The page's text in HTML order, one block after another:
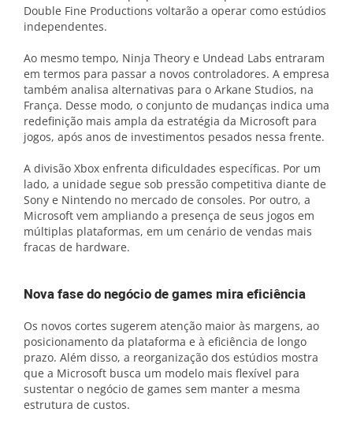
Double Fine Productions voltarão a operar como estúdios
independentes.
Ao mesmo tempo, Ninja Theory e Undead Labs entraram
em termos para passar a novos controladores. A empresa
também analisa alternativas para o Arkane Studios, na
França. Desse modo, o conjunto de mudanças indica uma
redefinição mais ampla da estratégia da Microsoft para
jogos, após anos de investimentos pesados nessa frente.
A divisão Xbox enfrenta dificuldades específicas. Por um
lado, a unidade segue sob pressão competitiva diante de
Sony e Nintendo no mercado de consoles. Por outro, a
Microsoft vem ampliando a presença de seus jogos em
múltiplas plataformas, em um cenário de vendas mais
fracas de hardware.
Nova fase do negócio de games mira eficiência
Os novos cortes sugerem atenção maior às margens, ao
posicionamento da plataforma e à eficiência de longo
prazo. Além disso, a reorganização dos estúdios mostra
que a Microsoft busca um modelo mais flexível para
sustentar o negócio de games sem manter a mesma
estrutura de custos.